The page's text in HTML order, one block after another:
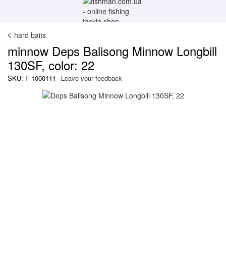
hard baits
minnow Deps Balisong Minnow Longbill
130SF, color: 22
SKU: F-1000111 Leave your feedback